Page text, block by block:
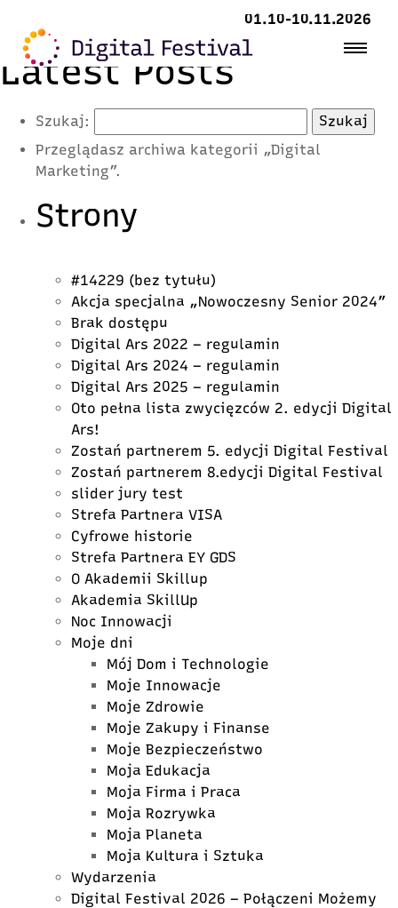
01.10-10.11.2026
Latest Posts
Szukaj:
Przeglądasz archiwa kategorii „Digital
Marketing”.
Strony
#14229 (bez tytułu)
Akcja specjalna „Nowoczesny Senior 2024”
Brak dostępu
Digital Ars 2022 – regulamin
Digital Ars 2024 – regulamin
Digital Ars 2025 – regulamin
Oto pełna lista zwycięzców 2. edycji Digital
Ars!
Zostań partnerem 5. edycji Digital Festival
Zostań partnerem 8.edycji Digital Festival
slider jury test
Strefa Partnera VISA
Cyfrowe historie
Strefa Partnera EY GDS
O Akademii Skillup
Akademia SkillUp
Noc Innowacji
Moje dni
Mój Dom i Technologie
Moje Innowacje
Moje Zdrowie
Moje Zakupy i Finanse
Moje Bezpieczeństwo
Moja Edukacja
Moja Firma i Praca
Moja Rozrywka
Moja Planeta
Moja Kultura i Sztuka
Wydarzenia
Digital Festival 2026 – Połączeni Możemy